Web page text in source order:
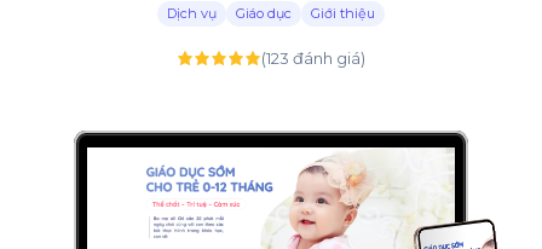
Dịch vụ Giáo dục Giới thiệu
(123 đánh giá)